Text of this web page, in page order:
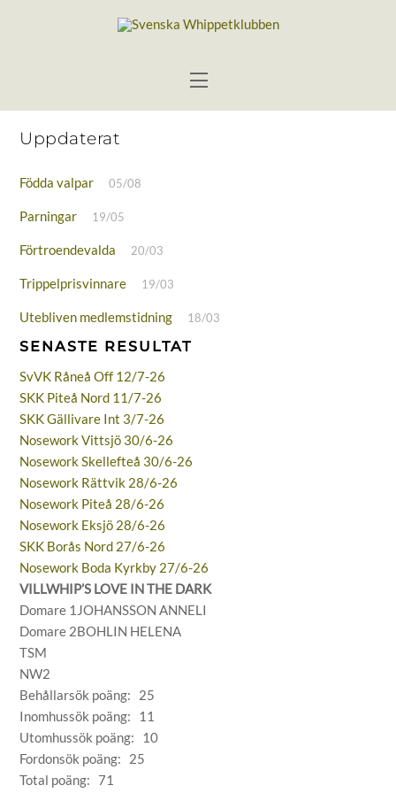
Menu
Uppdaterat
Födda valpar 05/08
Parningar 19/05
Förtroendevalda 20/03
Trippelprisvinnare 19/03
Utebliven medlemstidning 18/03
SENASTE RESULTAT
SvVK Råneå Off 12/7-26
SKK Piteå Nord 11/7-26
SKK Gällivare Int 3/7-26
Nosework Vittsjö 30/6-26
Nosework Skellefteå 30/6-26
Nosework Rättvik 28/6-26
Nosework Piteå 28/6-26
Nosework Eksjö 28/6-26
SKK Borås Nord 27/6-26
Nosework Boda Kyrkby 27/6-26
VILLWHIP’S LOVE IN THE DARK
Domare 1JOHANSSON ANNELI
Domare 2BOHLIN HELENA
TSM
NW2
Behållarsök poäng: 25
Inomhussök poäng: 11
Utomhussök poäng: 10
Fordonsök poäng: 25
Total poäng: 71